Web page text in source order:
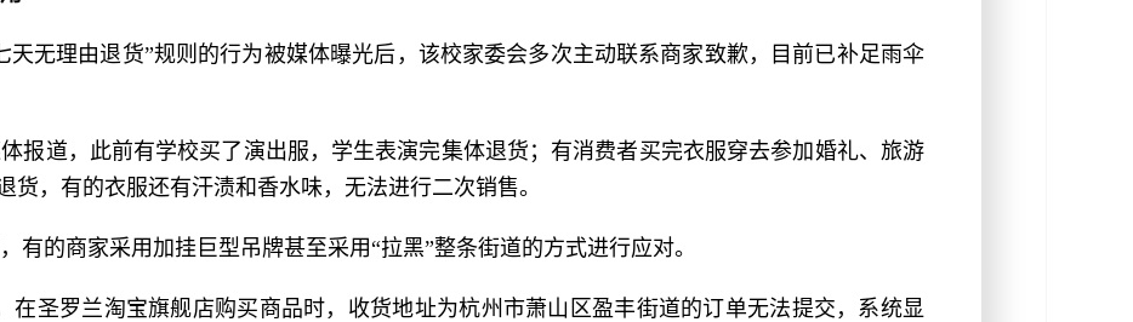
天无理由退货”规则的行为被媒体曝光后，该校家委会多次主动联系商家致歉，目前已补足雨伞
报道，此前有学校买了演出服，学生表演完集体退货；有消费者买完衣服穿去参加婚礼、旅游
货，有的衣服还有汗渍和香水味，无法进行二次销售。
有的商家采用加挂巨型吊牌甚至采用“拉黑”整条街道的方式进行应对。
在圣罗兰淘宝旗舰店购买商品时，收货地址为杭州市萧山区盈丰街道的订单无法提交，系统显